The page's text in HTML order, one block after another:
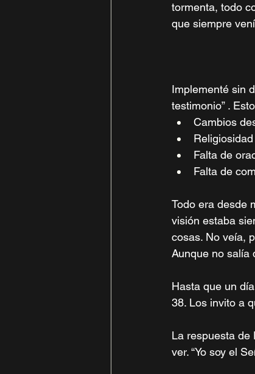
tormenta, todo
que siempre
Implementé sin
testimonio” .
Cambios
Falta de
Falta de
Todo era desde
visión estaba
cosas. No veía,
Aunque no salía
Hasta que un
38. Los invito a
La respuesta de
ver. “Yo soy el